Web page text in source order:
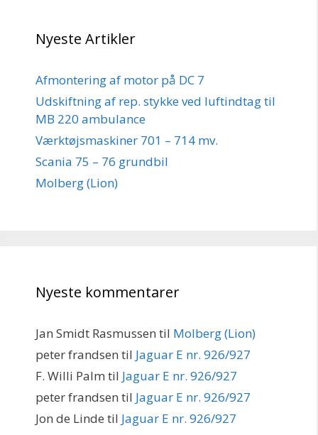
Nyeste Artikler
Afmontering af motor på DC 7
Udskiftning af rep. stykke ved luftindtag til
MB 220 ambulance
Værktøjsmaskiner 701 – 714 mv.
Scania 75 – 76 grundbil
Molberg (Lion)
Nyeste kommentarer
Jan Smidt Rasmussen til Molberg (Lion)
peter frandsen til Jaguar E nr. 926/927
F. Willi Palm til Jaguar E nr. 926/927
peter frandsen til Jaguar E nr. 926/927
Jon de Linde til Jaguar E nr. 926/927